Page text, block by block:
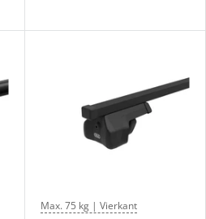
Max. 75 kg | Vierkant